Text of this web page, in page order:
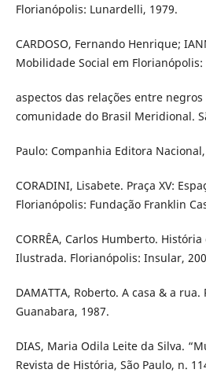
Florianópolis: Lunardelli, 1979.
CARDOSO, Fernando Henrique;
Mobilidade Social em Florianópolis:
aspectos das relações entre
comunidade do Brasil Meridional.
Paulo: Companhia Editora
CORADINI, Lisabete. Praça XV:
Florianópolis: Fundação Franklin
CORRÊA, Carlos Humberto.
Ilustrada. Florianópolis: Insular,
DAMATTA, Roberto. A casa & a rua.
Guanabara, 1987.
DIAS, Maria Odila Leite da Silva.
Revista de História, São Paulo, n.